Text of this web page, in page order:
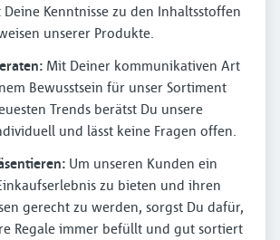
Kenntnisse zu den Inhaltsstoffen
unserer Produkte.
Mit Deiner kommunikativen Art
Bewusstsein für unser Sortiment
Trends berätst Du unsere
und lässt keine Fragen offen.
Um unseren Kunden ein
zu bieten und ihren
gerecht zu werden, sorgst Du dafür,
Regale immer befüllt und gut sortiert